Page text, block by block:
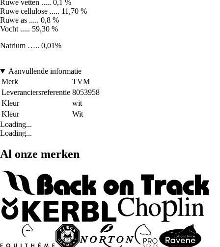
Ruwe vetten ..... 0,1 %
Ruwe cellulose ..... 11,70 %
Ruwe as ..... 0,8 %
Vocht ..... 59,30 %
Natrium ….. 0,01%
Aanvullende informatie
Merk
TVM
Leveranciersreferentie 8053958
Kleur
wit
Kleur
Wit
Loading...
Loading...
Al onze merken